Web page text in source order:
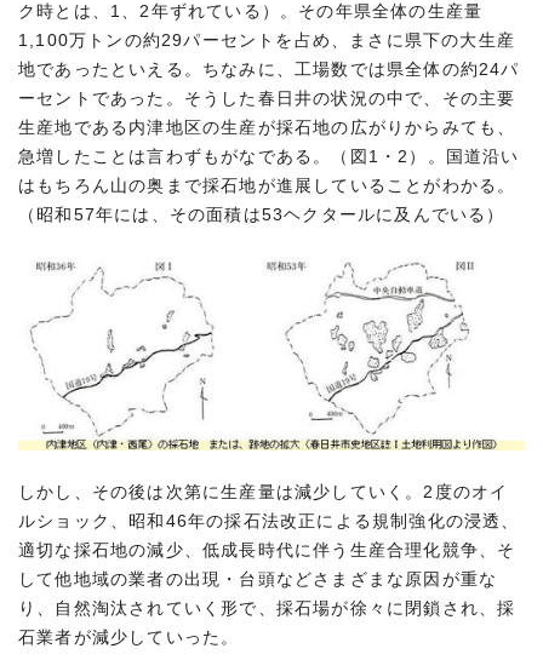
ク時とは、1、2年ずれている）。その年県全体の生産量
1,100万トンの約29パーセントを占め、まさに県下の大生産
地であったといえる。ちなみに、工場数では県全体の約24パ
ーセントであった。そうした春日井の状況の中で、その主要
生産地である内津地区の生産が採石地の広がりからみても、
急増したことは言わずもがなである。（図1・2）。国道沿い
はもちろん山の奥まで採石地が進展していることがわかる。
（昭和57年には、その面積は53ヘクタールに及んでいる）
しかし、その後は次第に生産量は減少していく。2度のオイ
ルショック、昭和46年の採石法改正による規制強化の浸透、
適切な採石地の減少、低成長時代に伴う生産合理化競争、そ
して他地域の業者の出現・台頭などさまざまな原因が重な
り、自然淘汰されていく形で、採石場が徐々に閉鎖され、採
石業者が減少していった。